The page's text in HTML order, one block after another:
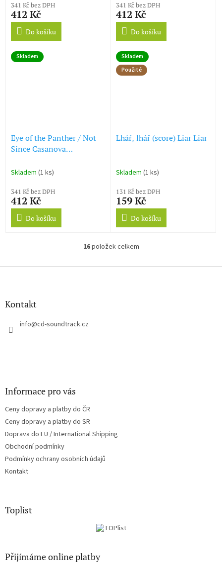
341 Kč bez DPH
412 Kč
Do košíku
341 Kč bez DPH
412 Kč
Do košíku
Skladem
Eye of the Panther / Not
Since Casanova
Skladem (1 ks)
341 Kč bez DPH
412 Kč
Do košíku
Skladem
Použité
Lhář, lhář (score) Liar Liar
Skladem (1 ks)
131 Kč bez DPH
159 Kč
Do košíku
O
l
16položek celkem
Z
Kontakt
info@cd-soundtrack.cz
Informace pro vás
Ceny dopravy a platby do ČR
Ceny dopravy a platby do SR
Doprava do EU / International Shipping
Obchodní podmínky
Podmínky ochrany osobních údajů
Kontakt
Toplist
Přijímáme online platby